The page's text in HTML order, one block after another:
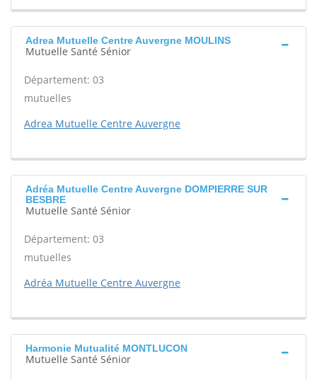
Adrea Mutuelle Centre Auvergne MOULINS
Mutuelle Santé Sénior
Département: 03
mutuelles
Adrea Mutuelle Centre Auvergne
Adréa Mutuelle Centre Auvergne DOMPIERRE SUR
BESBRE
Mutuelle Santé Sénior
Département: 03
mutuelles
Adréa Mutuelle Centre Auvergne
Harmonie Mutualité MONTLUCON
Mutuelle Santé Sénior